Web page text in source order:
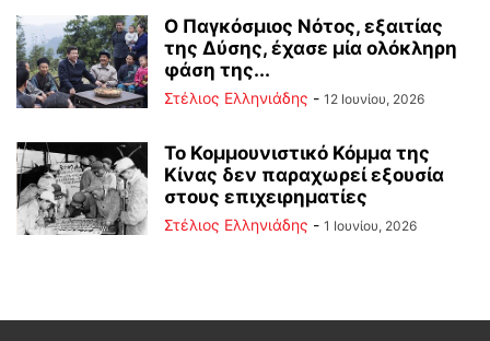
Ο Παγκόσμιος Νότος, εξαιτίας
της Δύσης, έχασε μία ολόκληρη
φάση της...
Στέλιος Ελληνιάδης - 12 Ιουνίου, 2026
Το Κομμουνιστικό Κόμμα της
Κίνας δεν παραχωρεί εξουσία
στους επιχειρηματίες
Στέλιος Ελληνιάδης - 1 Ιουνίου, 2026